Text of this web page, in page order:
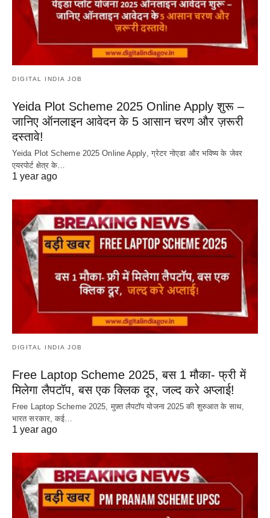
DIGITAL INDIA JOB
Yeida Plot Scheme 2025 Online Apply शुरू –
जानिए ऑनलाइन आवेदन के 5 आसान चरण और ज़रूरी
दस्तावे!
Yeida Plot Scheme 2025 Online Apply, ग्रेटर नोएडा और भविष्य के जेवर
एयरपोर्ट क्षेत्र के…
1 year ago
DIGITAL INDIA JOB
Free Laptop Scheme 2025, बस 1 मौका- फ्री में
मिलेगा लैपटॉप, बस एक क्लिक दूर, जल्द करे अप्लाई!
Free Laptop Scheme 2025, मुफ़्त लैपटॉप योजना 2025 की शुरुआत के साथ,
भारत सरकार, कई…
1 year ago